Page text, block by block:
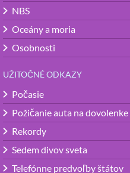
NBS
Oceány a moria
Osobnosti
UŽITOČNÉ ODKAZY
Počasie
Požičanie auta na dovolenke
Rekordy
Sedem divov sveta
Telefónne predvoľby štátov